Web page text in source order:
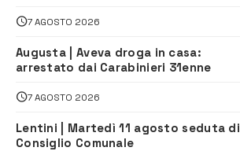
7 AGOSTO 2026
Augusta | Aveva droga in casa:
arrestato dai Carabinieri 31enne
7 AGOSTO 2026
Lentini | Martedì 11 agosto seduta di
Consiglio Comunale